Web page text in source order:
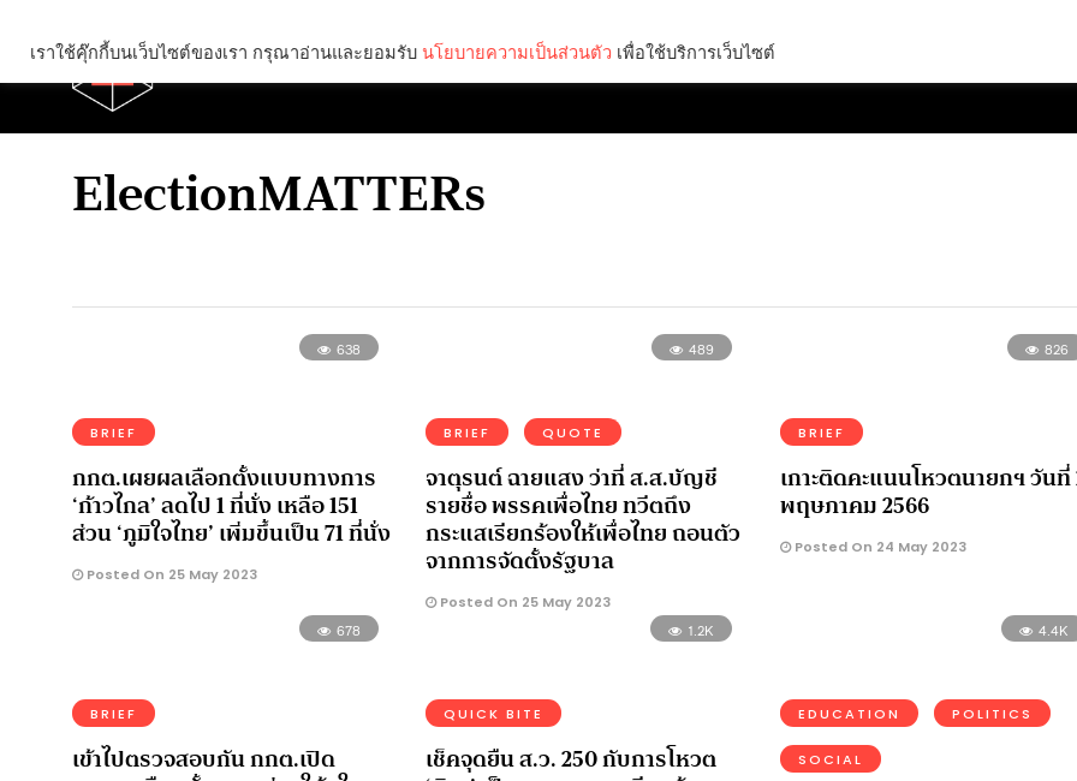
ElectionMATTERs
638
BRIEF
กกต.เผยผลเลือกตั้งแบบทางการ
‘ก้าวไกล’ ลดไป 1 ที่นั่ง เหลือ 151
ส่วน ‘ภูมิใจไทย’ เพิ่มขึ้นเป็น 71 ที่นั่ง
Posted On 25 May 2023
489
BRIEF QUOTE
จาตุรนต์ ฉายแสง ว่าที่ ส.ส.บัญชี
รายชื่อ พรรคเพื่อไทย ทวีตถึง
กระแสเรียกร้องให้เพื่อไทย ถอนตัว
จากการจัดตั้งรัฐบาล
Posted On 25 May 2023
826
BRIEF
เกาะติดคะแนนโหวตนายกฯ วันที่
พฤษภาคม 2566
Posted On 24 May 2023
678
BRIEF
เข้าไปตรวจสอบกัน กกต.เปิด
1.2K
QUICK BITE
เช็คจุดยืน ส.ว. 250 กับการโหวต
4.4K
EDUCATION POLITICS
SOCIAL
เราใช้คุ๊กกี้บนเว็บไซต์ของเรา กรุณาอ่านและยอมรับ นโยบายความเป็นส่วนตัว เพื่อใช้บริการเว็บไซต์